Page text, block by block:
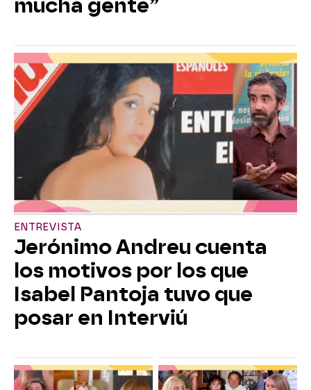
mucha gente”
ENTREVISTA
Jerónimo Andreu cuenta
los motivos por los que
Isabel Pantoja tuvo que
posar en Interviú